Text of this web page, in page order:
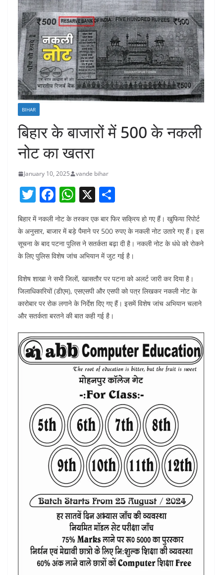
BIHAR
बिहार के बाजारों में 500 के नकली
नोट का खतरा
January 10, 2025 vande bihar
T
w
itt
er
F
a
c
e
b
o
o
k
W
at
s
A
p
p
X
ar
e
बिहार में नकली नोट के तस्कर एक बार फिर सक्रिय हो गए हैं। खुफिया रिपोर्ट
के अनुसार, बाजार में बड़े पैमाने पर 500 रुपए के नकली नोट उतारे गए हैं। इस
सूचना के बाद पटना पुलिस ने सतर्कता बढ़ा दी है। नकली नोट के धंधे को रोकने
के लिए पुलिस विशेष जांच अभियान में जुट गई है।
विशेष शाखा ने सभी जिलों, खासतौर पर पटना को अलर्ट जारी कर दिया है।
जिलाधिकारियों (डीएम), एसएसपी और एसपी को पत्र लिखकर नकली नोट के
कारोबार पर रोक लगाने के निर्देश दिए गए हैं। इसमें विशेष जांच अभियान चलाने
और सतर्कता बरतने की बात कही गई है।